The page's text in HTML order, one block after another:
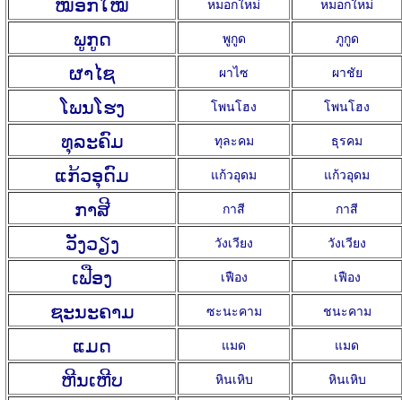
ພູກູດ พูกูด ภูกูด
ຜາໄຊ ผาไซ ผาชัย
ໂພນໂຮງ โพนโฮง โพนโฮง
ທຸລະຄົມ ทุละคม ธุรคม
ແກ້ວອຸດົມ แก้วอุดม แก้วอุดม
ກາສີ กาสี กาสี
ວັງວຽງ วังเวียง วังเวียง
ເຟືອງ เฟือง เฟือง
ຊະນະຄາມ ซะนะคาม ชนะคาม
ແມດ แมด แมด
ຫີນເຫີບ หินเหิบ หินเหิบ